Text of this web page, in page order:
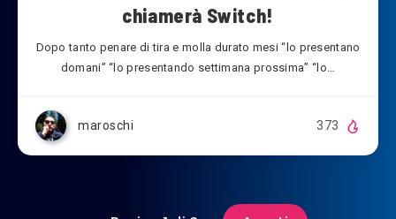
chiamerà Switch!
Dopo tanto penare di tira e molla durato mesi “lo presentano
domani” “lo presentando settimana prossima” “lo…
maroschi 373